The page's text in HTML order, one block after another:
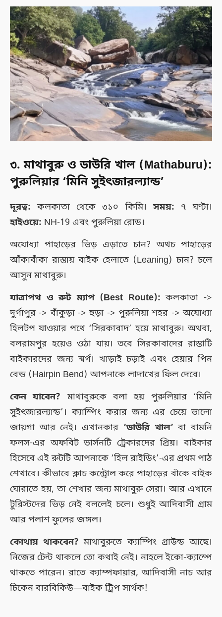
৩. মাথাবুরু ও ডাউরি খাল (Mathaburu):
পুরুলিয়ার ‘মিনি সুইৎজারল্যান্ড’
দূরত্ব: কলকাতা থেকে ৩১০ কিমি।সময়: ৭ ঘণ্টা।
হাইওয়ে: NH-19 এবং পুরুলিয়া রোড।
অযোধ্যা পাহাড়ের ভিড় এড়াতে চান? অথচ পাহাড়ের
আঁকাবাঁকা রাস্তায় বাইক হেলাতে (Leaning) চান? চলে
আসুন মাথাবুরু।
যাত্রাপথ ও রুট ম্যাপ (Best Route): কলকাতা ->
দুর্গাপুর -> বাঁকুড়া -> হুড়া -> পুরুলিয়া শহর -> অযোধ্যা
হিলটপ যাওয়ার পথে ‘সিরকাবাদ’ হয়ে মাথাবুরু। অথবা,
বলরামপুর হয়েও ওঠা যায়। তবে সিরকাবাদের রাস্তাটি
বাইকারদের জন্য স্বর্গ। খাড়াই চড়াই এবং হেয়ার পিন
বেন্ড (Hairpin Bend) আপনাকে লাদাখের ফিল দেবে।
কেন যাবেন? মাথাবুরুকে বলা হয় পুরুলিয়ার ‘মিনি
সুইৎজারল্যান্ড’। ক্যাম্পিং করার জন্য এর চেয়ে ভালো
জায়গা আর নেই। এখানকার ‘ডাউরি খাল’ বা বামনি
ফলস-এর অফবিট ভার্সনটি ট্রেকারদের প্রিয়। বাইকার
হিসেবে এই রুটটি আপনাকে ‘হিল রাইডিং’-এর প্রথম পাঠ
শেখাবে। কীভাবে ক্লাচ কন্ট্রোল করে পাহাড়ের বাঁকে বাইক
ঘোরাতে হয়, তা শেখার জন্য মাথাবুরু সেরা। আর এখানে
টুরিস্টদের ভিড় নেই বললেই চলে। শুধুই আদিবাসী গ্রাম
আর পলাশ ফুলের জঙ্গল।
কোথায় থাকবেন? মাথাবুরুতে ক্যাম্পিং গ্রাউন্ড আছে।
নিজের টেন্ট থাকলে তো কথাই নেই। নাহলে ইকো-ক্যাম্পে
থাকতে পারেন। রাতে ক্যাম্পফায়ার, আদিবাসী নাচ আর
চিকেন বারবিকিউ—বাইক ট্রিপ সার্থক!